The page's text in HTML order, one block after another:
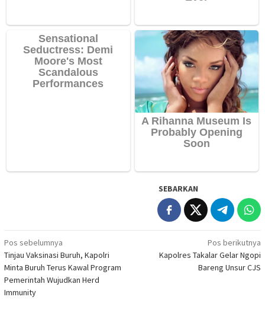
SEBARKAN
Navigasi
pos
Pos sebelumnya
Tinjau Vaksinasi Buruh, Kapolri
Minta Buruh Terus Kawal Program
Pemerintah Wujudkan Herd
Immunity
Pos berikutnya
Kapolres Takalar Gelar Ngopi
Bareng Unsur CJS